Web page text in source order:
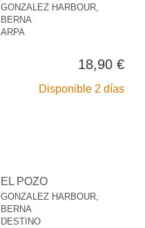
GONZALEZ HARBOUR,
BERNA
ARPA
18,90 €
Disponible 2 días
EL POZO
GONZALEZ HARBOUR,
BERNA
DESTINO